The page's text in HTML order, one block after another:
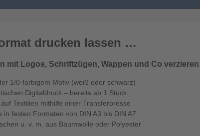
drucken lassen …
mit Logos, Schriftzügen, Wappen und Co verzieren
1/0-farbigem Motiv (weiß oder schwarz)
Digitaldruck – bereits ab 1 Stück
Textilien mithilfe einer Transferpresse
in festen Formaten von DIN A3 bis DIN A7
u. v. m. aus Baumwolle oder Polyester